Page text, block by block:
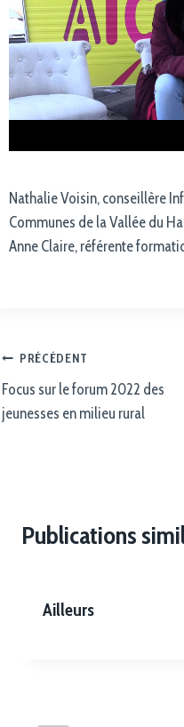
Nathalie Voisin, conseillère
Communes de la Vallée du
Anne Claire, référente
PRÉCÉDENT
Focus sur le forum 2022 des
jeunesses en milieu rural
Publications
Ailleurs